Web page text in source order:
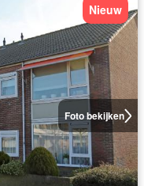
Foto bekijken
Nieuw